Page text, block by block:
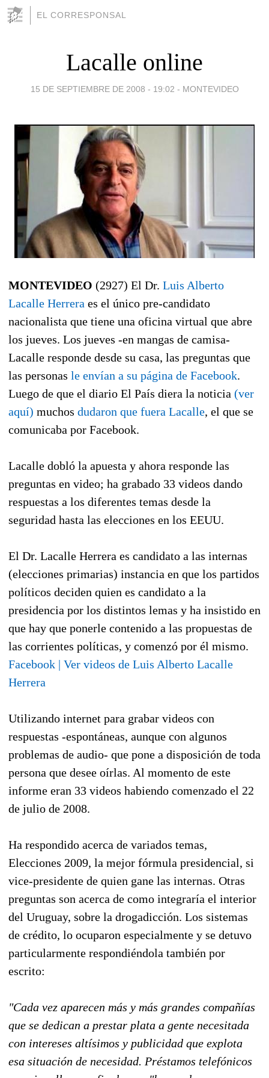
EL CORRESPONSAL
Lacalle online
15 DE SEPTIEMBRE DE 2008 - 19:02 - MONTEVIDEO
MONTEVIDEO (2927) El Dr. Luis Alberto
Lacalle Herrera es el único pre-candidato
nacionalista que tiene una oficina virtual que abre
los jueves. Los jueves -en mangas de camisa-
Lacalle responde desde su casa, las preguntas que
las personas le envían a su página de Facebook.
Luego de que el diario El País diera la noticia (ver
aquí) muchos dudaron que fuera Lacalle, el que se
comunicaba por Facebook.
Lacalle dobló la apuesta y ahora responde las
preguntas en video; ha grabado 33 videos dando
respuestas a los diferentes temas desde la
seguridad hasta las elecciones en los EEUU.
El Dr. Lacalle Herrera es candidato a las internas
(elecciones primarias) instancia en que los partidos
políticos deciden quien es candidato a la
presidencia por los distintos lemas y ha insistido en
que hay que ponerle contenido a las propuestas de
las corrientes políticas, y comenzó por él mismo.
Facebook | Ver videos de Luis Alberto Lacalle
Herrera
Utilizando internet para grabar videos con
respuestas -espontáneas, aunque con algunos
problemas de audio- que pone a disposición de toda
persona que desee oírlas. Al momento de este
informe eran 33 videos habiendo comenzado el 22
de julio de 2008.
Ha respondido acerca de variados temas,
Elecciones 2009, la mejor fórmula presidencial, si
vice-presidente de quien gane las internas. Otras
preguntas son acerca de como integraría el interior
del Uruguay, sobre la drogadicción. Los sistemas
de crédito, lo ocuparon especialmente y se detuvo
particularmente respondiéndola también por
escrito:
"Cada vez aparecen más y más grandes compañías
que se dedican a prestar plata a gente necesitada
con intereses altísimos y publicidad que explota
esa situación de necesidad. Préstamos telefónicos